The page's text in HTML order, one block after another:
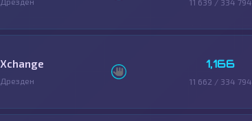
11 639 / 334 794
Xchange
Дрезден
1,166
11 662 / 334 794